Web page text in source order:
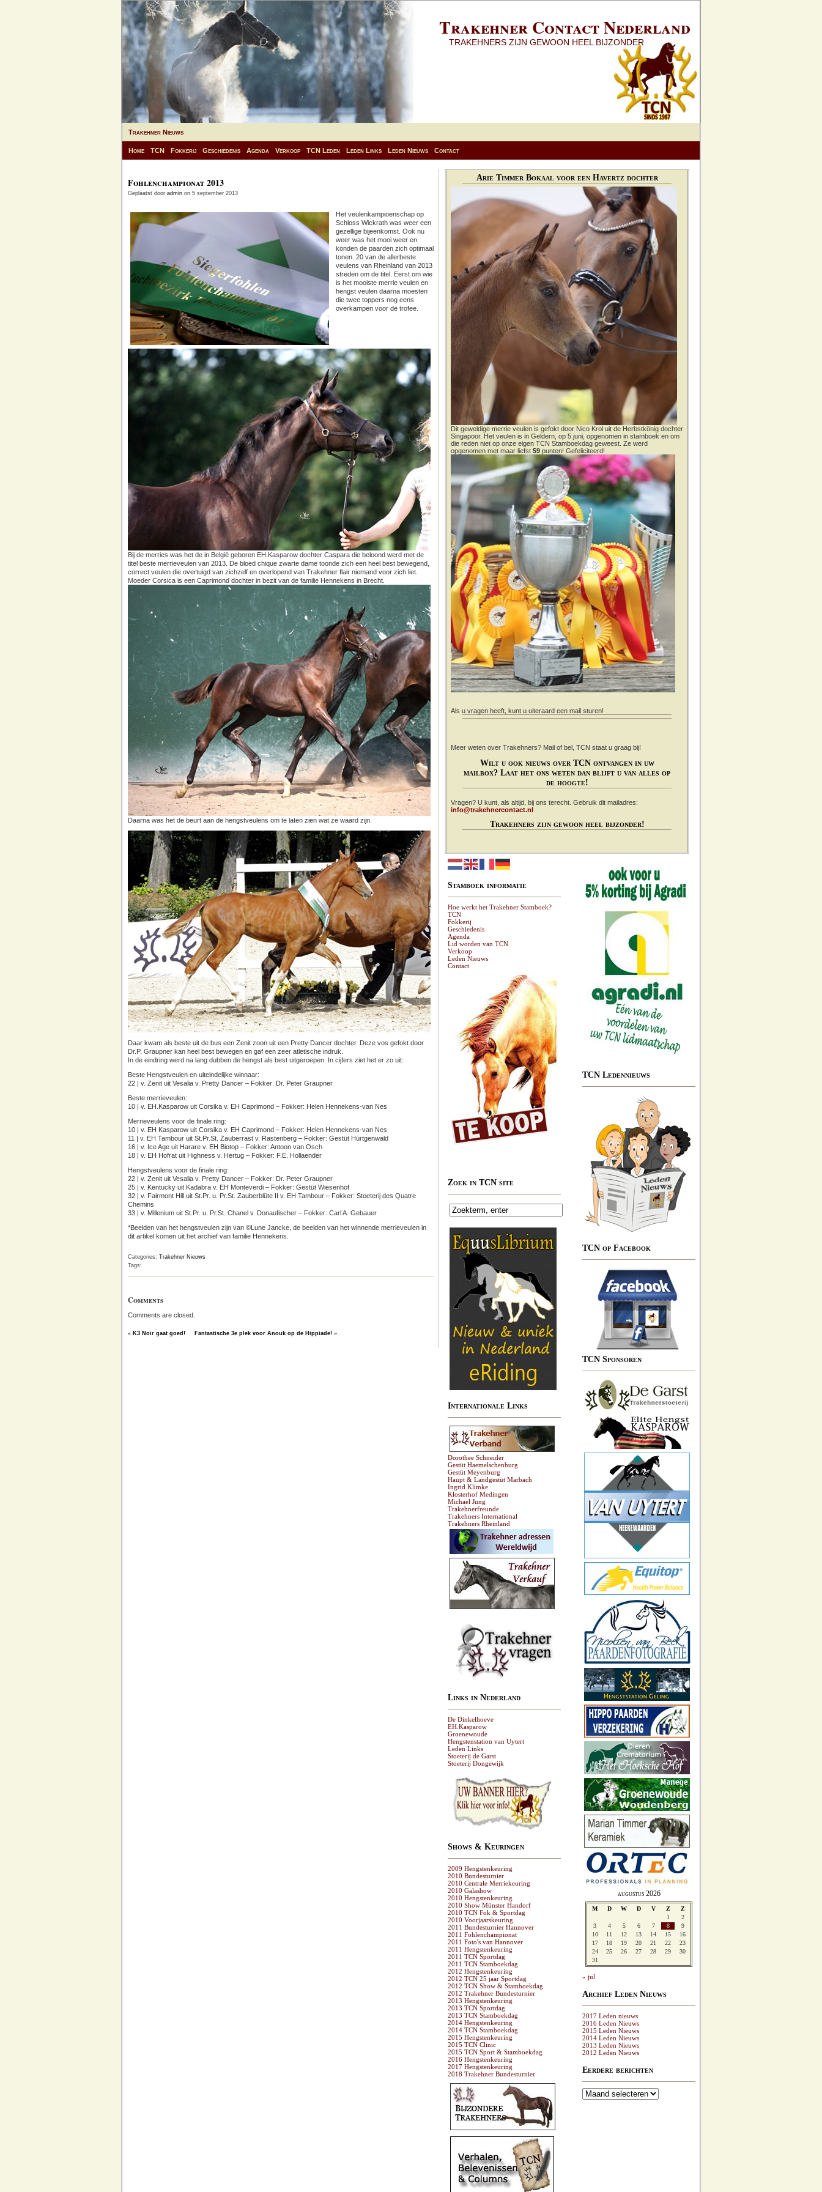
Trakehner Contact Nederland
TRAKEHNERS ZIJN GEWOON HEEL BIJZONDER
Trakehner Nieuws
Home TCN Fokkerij Geschiedenis Agenda Verkoop TCN Leden Leden Links Leden Nieuws Contact
Fohlenchampionat 2013
Geplaatst door admin on 5 september 2013
Het veulenkampioenschap op
Schloss Wickrath was weer een
gezellige bijeenkomst. Ook nu
weer was het mooi weer en
konden de paarden zich optimaal
tonen. 20 van de allerbeste
veulens van Rheinland van 2013
streden om de titel. Eerst om wie
is het mooiste merrie veulen en
hengst veulen daarna moesten
die twee toppers nog eens
overkampen voor de trofee.
Bij de merries was het de in België geboren EH.Kasparow dochter Caspara die beloond werd met de
titel beste merrieveulen van 2013. De bloed chique zwarte dame toonde zich een heel best bewegend,
correct veulen die overtuigd van zichzelf en overlopend van Trakehner flair niemand voor zich liet.
Moeder Corsica is een Caprimond dochter in bezit van de familie Hennekens in Brecht.
Daarna was het de beurt aan de hengstveulens om te laten zien wat ze waard zijn.
Daar kwam als beste uit de bus een Zenit zoon uit een Pretty Dancer dochter. Deze vos gefokt door
Dr.P. Graupner kan heel best bewegen en gaf een zeer atletische indruk.
In de eindring werd na lang dubben de hengst als best uitgeroepen. In cijfers ziet het er zo uit:
Beste Hengstveulen en uiteindelijke winnaar:
22 | v. Zenit uit Vesalia v. Pretty Dancer – Fokker: Dr. Peter Graupner
Beste merrieveulen:
10 | v. EH.Kasparow uit Corsika v. EH Caprimond – Fokker: Helen Hennekens-van Nes
Merrieveulens voor de finale ring:
10 | v. EH Kasparow uit Corsika v. EH Caprimond – Fokker: Helen Hennekens-van Nes
11 | v. EH Tambour uit St.Pr.St. Zauberrast v. Rastenberg – Fokker: Gestüt Hürtgenwald
16 | v. Ice Age uit Harare v. EH Biotop – Fokker: Antoon van Osch
18 | v. EH Hofrat uit Highness v. Hertug – Fokker: F.E. Hollaender
Hengstveulens voor de finale ring:
22 | v. Zenit uit Vesalia v. Pretty Dancer – Fokker: Dr. Peter Graupner
25 | v. Kentucky uit Kadabra v. EH Monteverdi – Fokker: Gestüt Wiesenhof
32 | v. Fairmont Hill uit St.Pr. u. Pr.St. Zauberblüte II v. EH Tambour – Fokker: Stoeterij des Quatre
Chemins
33 | v. Millenium uit St.Pr. u. Pr.St. Chanel v. Donaufischer – Fokker: Carl A. Gebauer
*Beelden van het hengstveulen zijn van ©Lune Jancke, de beelden van het winnende merrieveulen in
dit artikel komen uit het archief van familie Hennekens.
Categories: Trakehner Nieuws
Tags:
Comments
Comments are closed.
« K3 Noir gaat goed! Fantastische 3e plek voor Anouk op de Hippiade! »
Arie Timmer Bokaal voor een Havertz dochter
Dit geweldige merrie veulen is gefokt door Nico Krol uit de Herbstkönig dochter
Singapoor. Het veulen is in Geldern, op 5 juni, opgenomen in stamboek en om
die reden niet op onze eigen TCN Stamboekdag geweest. Ze werd
opgenomen met maar liefst 59 punten! Gefeliciteerd!
Als u vragen heeft, kunt u uiteraard een mail sturen!
Meer weten over Trakehners? Mail of bel, TCN staat u graag bij!
Wilt u ook nieuws over TCN ontvangen in uw
mailbox? Laat het ons weten dan blijft u van alles op
de hoogte!
Vragen? U kunt, als altijd, bij ons terecht. Gebruik dit mailadres:
info@trakehnercontact.nl
Trakehners zijn gewoon heel bijzonder!
Stamboek informatie
Hoe werkt het Trakehner Stamboek?
TCN
Fokkerij
Geschiedenis
Agenda
Lid worden van TCN
Verkoop
Leden Nieuws
Contact
Zoek in TCN site
Internationale Links
Dorothee Schneider
Gestüt Haemelschenburg
Gestüt Meyenburg
Haupt & Landgestüt Marbach
Ingrid Klimke
Klosterhof Medingen
Michael Jung
Trakehnerfreunde
Trakehners International
Trakehners Rheinland
Links in Nederland
De Dinkelhoeve
EH.Kasparow
Groenewoude
Hengstenstation van Uytert
Leden Links
Stoeterij de Garst
Stoeterij Dongewijk
Shows & Keuringen
2009 Hengstenkeuring
2010 Bundesturnier
2010 Centrale Merriekeuring
2010 Galashow
2010 Hengstenkeuring
2010 Show Münster Handorf
2010 TCN Fok & Sportdag
2010 Voorjaarskeuring
2011 Bundesturnier Hannover
2011 Fohlenchampionat
2011 Foto's van Hannover
2011 Hengstenkeuring
2011 TCN Sportdag
2011 TCN Stamboekdag
2012 Hengstenkeuring
2012 TCN 25 jaar Sportdag
2012 TCN Show & Stamboekdag
2012 Trakehner Bundesturnier
2013 Hengstenkeuring
2013 TCN Sportdag
2013 TCN Stamboekdag
2014 Hengstenkeuring
2014 TCN Stamboekdag
2015 Hengstenkeuring
2015 TCN Clinic
2015 TCN Sport & Stamboekdag
2016 Hengstenkeuring
2017 Hengstenkeuring
2018 Trakehner Bundesturnier
TCN Ledennieuws
TCN op Facebook
TCN Sponsoren
augustus 2026
M D W D V Z
Z
1
2
3
4 5 6 7 8
9
10
11 12 13 14 15
16
17
18 19 20 21 22
23
24
25 26 27 28 29
30
31
« jul
Archief Leden Nieuws
2017 Leden nieuws
2016 Leden Nieuws
2015 Leden Nieuws
2014 Leden Nieuws
2013 Leden Nieuws
2012 Leden Nieuws
Eerdere berichten
Eerdere
berichten